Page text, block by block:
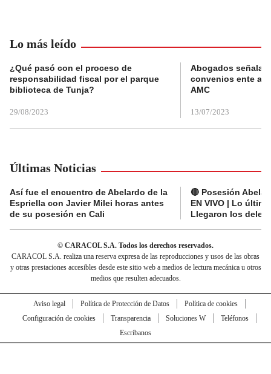
Lo más leído
¿Qué pasó con el proceso de
responsabilidad fiscal por el parque
biblioteca de Tunja?
29/08/2023
Abogados
convenios ente
AMC
13/07/2023
Últimas Noticias
Así fue el encuentro de Abelardo de la
Espriella con Javier Milei horas antes
de su posesión en Cali
🔴 Posesión
EN VIVO | Lo
Llegaron los
© CARACOL S.A. Todos los derechos reservados.
CARACOL S.A. realiza una reserva expresa de las reproducciones y usos de las obras
y otras prestaciones accesibles desde este sitio web a medios de lectura mecánica u otros
medios que resulten adecuados.
Aviso legal Política de Protección de Datos
Política de cookies
Configuración de cookies
Transparencia Soluciones W
Teléfonos
Escríbanos